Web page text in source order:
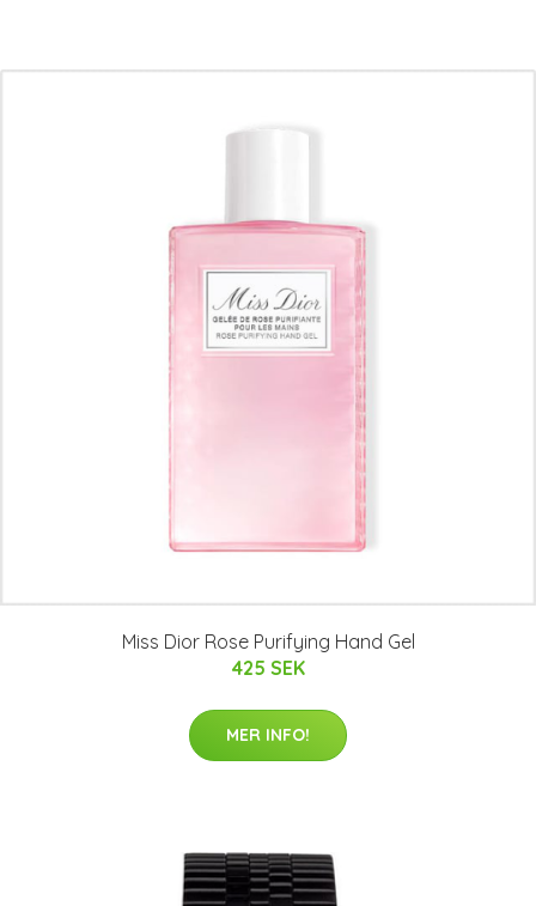
Miss Dior Rose Purifying Hand Gel
425 SEK
MER INFO!